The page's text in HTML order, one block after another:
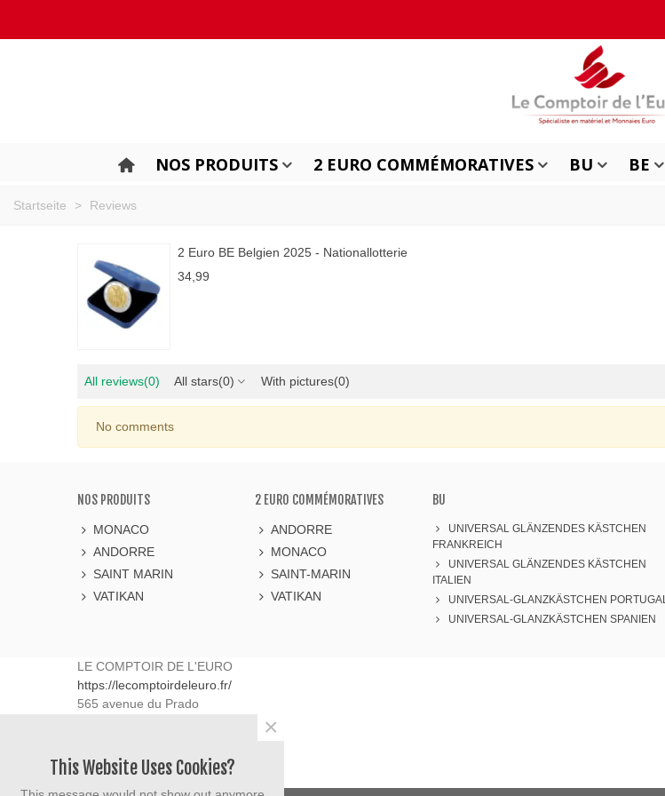
NOS PRODUITS 2 EURO COMMÉMORATIVES BU BE
Startseite > Reviews
2 Euro BE Belgien 2025 - Nationallotterie
34,99
All reviews(0) All stars(0) With pictures(0)
No comments
NOS PRODUITS
MONACO
ANDORRE
SAINT MARIN
VATIKAN
2 EURO COMMÉMORATIVES
ANDORRE
MONACO
SAINT-MARIN
VATIKAN
BU
UNIVERSAL GLÄNZENDES KÄSTCHEN
FRANKREICH
UNIVERSAL GLÄNZENDES KÄSTCHEN
ITALIEN
UNIVERSAL-GLANZKÄSTCHEN PORTUGAL
UNIVERSAL-GLANZKÄSTCHEN SPANIEN
LE COMPTOIR DE L'EURO
https://lecomptoirdeleuro.fr/
565 avenue du Prado
06.40.90.50.63
contact@lecomptoirdeleuro.fr
This Website Uses Cookies?
×